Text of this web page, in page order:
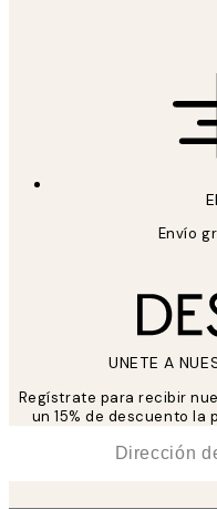
Envío
UNETE A
Regístrate para recibir
un 15% de descuento la